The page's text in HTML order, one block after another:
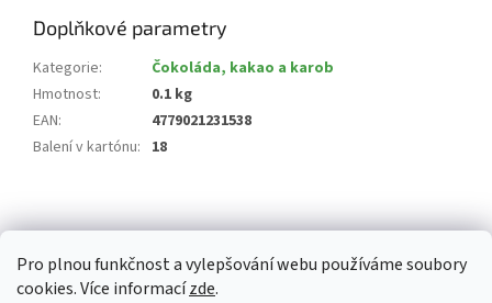
Pro plnou funkčnost a vylepšování webu používáme soubory
cookies. Více informacízde.
Doplňkové parametry
Kategorie:
Čokoláda, kakao a karob
Hmotnost:
0.1 kg
EAN:
4779021231538
Balení v kartónu: 18
á